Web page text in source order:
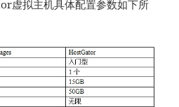
虚拟主机具体配置参数如下所